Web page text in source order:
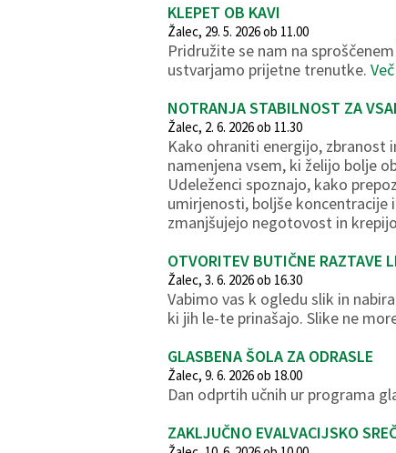
KLEPET OB KAVI
Žalec, 29. 5. 2026 ob 11.00
Pridružite se nam na
ustvarjamo prijetne trenutke.
NOTRANJA STABILNOST ZA
Žalec, 2. 6. 2026 ob 11.30
Kako ohraniti energijo, zbranost
namenjena vsem, ki želijo bolje
Udeleženci spoznajo, kako
umirjenosti, boljše koncentracije
zmanjšujejo negotovost in
OTVORITEV BUTIČNE RAZTAVE
Žalec, 3. 6. 2026 ob 16.30
Vabimo vas k ogledu slik in
ki jih le-te prinašajo. Slike ne
GLASBENA ŠOLA ZA ODRASLE
Žalec, 9. 6. 2026 ob 18.00
Dan odprtih učnih ur programa
ZAKLJUČNO EVALVACIJSKO